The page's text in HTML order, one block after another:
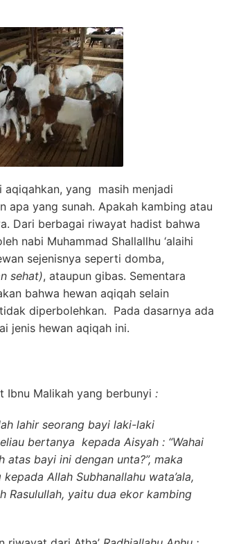
aqiqahkan, yang masih menjadi
apa yang sunah. Apakah kambing atau
Dari berbagai riwayat hadist bahwa
nabi Muhammad Shallallhu ‘alaihi
sejenisnya seperti domba,
sehat), ataupun gibas. Sementara
bahwa hewan aqiqah selain
diperbolehkan. Pada dasarnya ada
jenis hewan aqiqah ini.
Ibnu Malikah yang berbunyi :
lahir seorang bayi laki-laki
bertanya kepada Aisyah : “Wahai
atas bayi ini dengan unta?”, maka
Allah Subhanallahu wata’ala,
Rasulullah, yaitu dua ekor kambing